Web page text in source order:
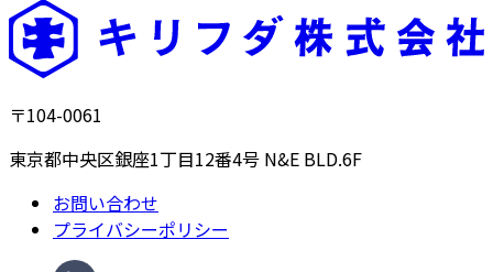
〒104-0061
東京都中央区銀座1丁目12番4号 N&E BLD.6F
お問い合わせ
プライバシーポリシー